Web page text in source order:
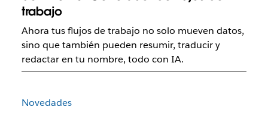
trabajo
Ahora tus flujos de trabajo no solo mueven datos,
sino que también pueden resumir, traducir y
redactar en tu nombre, todo con IA.
Novedades